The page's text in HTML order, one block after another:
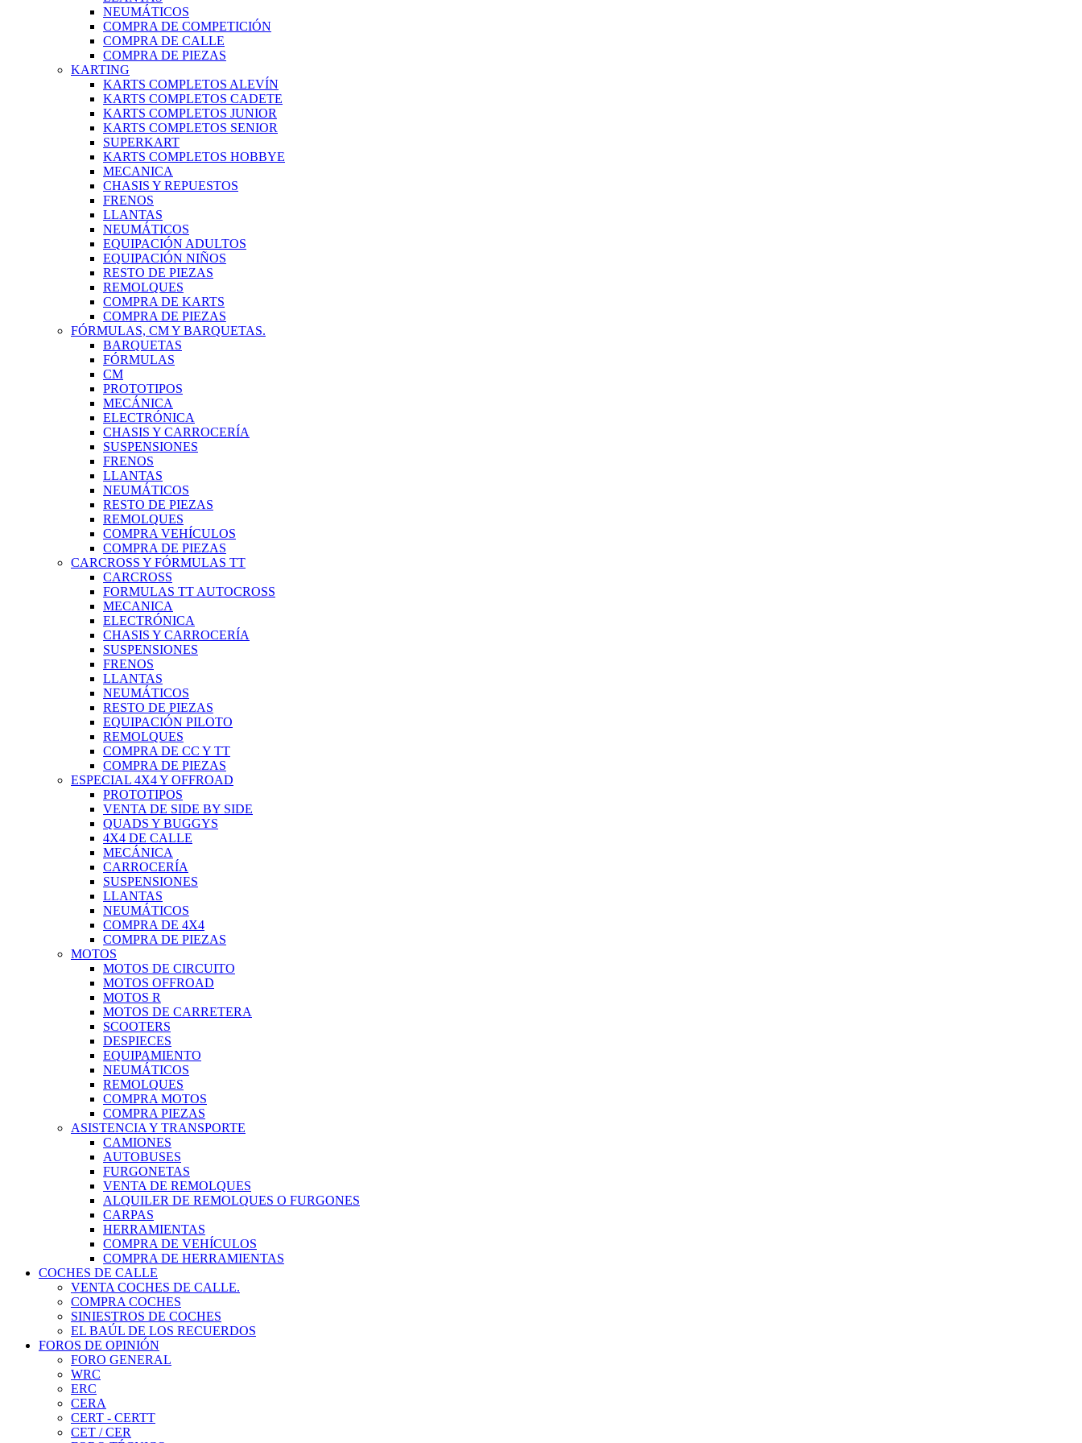
NEUMÁTICOS
COMPRA DE COMPETICIÓN
COMPRA DE CALLE
COMPRA DE PIEZAS
KARTING
KARTS COMPLETOS ALEVÍN
KARTS COMPLETOS CADETE
KARTS COMPLETOS JUNIOR
KARTS COMPLETOS SENIOR
SUPERKART
KARTS COMPLETOS HOBBYE
MECANICA
CHASIS Y REPUESTOS
FRENOS
LLANTAS
NEUMÁTICOS
EQUIPACIÓN ADULTOS
EQUIPACIÓN NIÑOS
RESTO DE PIEZAS
REMOLQUES
COMPRA DE KARTS
COMPRA DE PIEZAS
FÓRMULAS, CM Y BARQUETAS.
BARQUETAS
FÓRMULAS
CM
PROTOTIPOS
MECÁNICA
ELECTRÓNICA
CHASIS Y CARROCERÍA
SUSPENSIONES
FRENOS
LLANTAS
NEUMÁTICOS
RESTO DE PIEZAS
REMOLQUES
COMPRA VEHÍCULOS
COMPRA DE PIEZAS
CARCROSS Y FÓRMULAS TT
CARCROSS
FORMULAS TT AUTOCROSS
MECANICA
ELECTRÓNICA
CHASIS Y CARROCERÍA
SUSPENSIONES
FRENOS
LLANTAS
NEUMÁTICOS
RESTO DE PIEZAS
EQUIPACIÓN PILOTO
REMOLQUES
COMPRA DE CC Y TT
COMPRA DE PIEZAS
ESPECIAL 4X4 Y OFFROAD
PROTOTIPOS
VENTA DE SIDE BY SIDE
QUADS Y BUGGYS
4X4 DE CALLE
MECÁNICA
CARROCERÍA
SUSPENSIONES
LLANTAS
NEUMÁTICOS
COMPRA DE 4X4
COMPRA DE PIEZAS
MOTOS
MOTOS DE CIRCUITO
MOTOS OFFROAD
MOTOS R
MOTOS DE CARRETERA
SCOOTERS
DESPIECES
EQUIPAMIENTO
NEUMÁTICOS
REMOLQUES
COMPRA MOTOS
COMPRA PIEZAS
ASISTENCIA Y TRANSPORTE
CAMIONES
AUTOBUSES
FURGONETAS
VENTA DE REMOLQUES
ALQUILER DE REMOLQUES O FURGONES
CARPAS
HERRAMIENTAS
COMPRA DE VEHÍCULOS
COMPRA DE HERRAMIENTAS
COCHES DE CALLE
VENTA COCHES DE CALLE.
COMPRA COCHES
SINIESTROS DE COCHES
EL BAÚL DE LOS RECUERDOS
FOROS DE OPINIÓN
FORO GENERAL
WRC
ERC
CERA
CERT - CERTT
CET / CER